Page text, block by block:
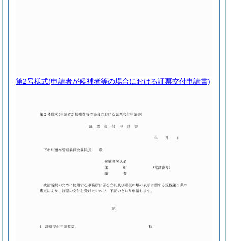
第2号様式(申請者が候補者等の場合における証票交付申請書)